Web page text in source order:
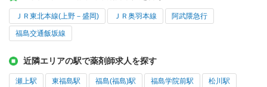
ＪＲ東北本線(上野－盛岡) ＪＲ奥羽本線 阿武隈急行
福島交通飯坂線
近隣エリアの駅で薬剤師求人を探す
瀬上駅 東福島駅 福島(福島)駅 福島学院前駅 松川駅